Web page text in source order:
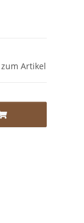
zum Artikel